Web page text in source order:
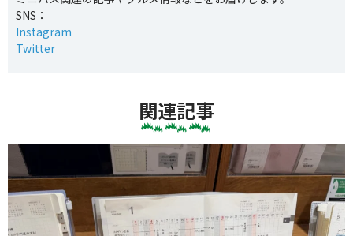
SNS：
Instagram
Twitter
関連記事